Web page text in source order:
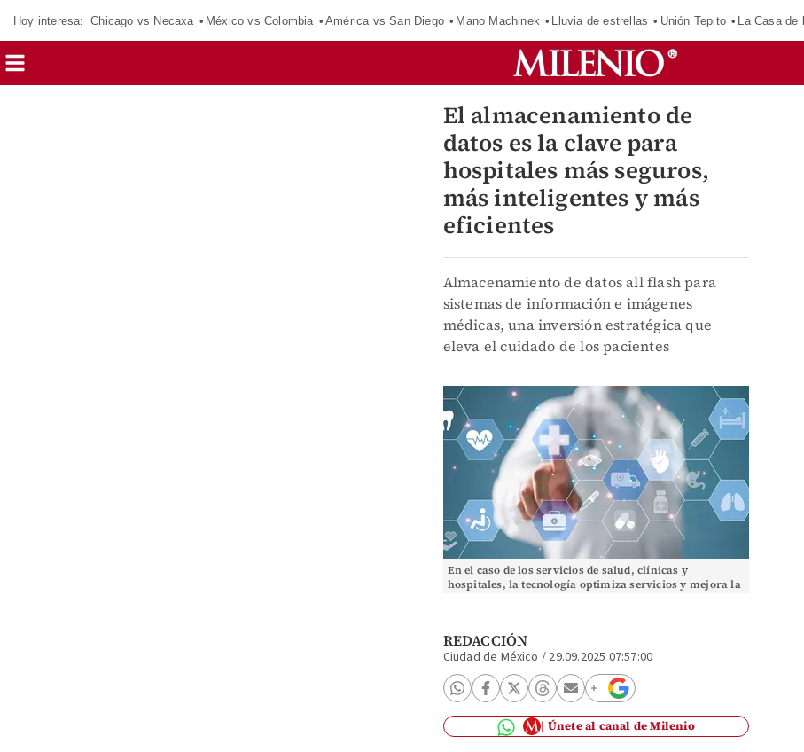
Hoy interesa: Chicago vs Necaxa México vs Colombia América vs San Diego Mano Machinek Lluvia de estrellas Unión Tepito La Casa de
El almacenamiento de
datos es la clave para
hospitales más seguros,
más inteligentes y más
eficientes
Almacenamiento de datos all flash para
sistemas de información e imágenes
médicas, una inversión estratégica que
eleva el cuidado de los pacientes
En el caso de los servicios de salud, clínicas y
hospitales, la tecnología optimiza servicios y mejora la
REDACCIÓN
Ciudad de México / 29.09.2025 07:57:00
Únete al canal de Milenio